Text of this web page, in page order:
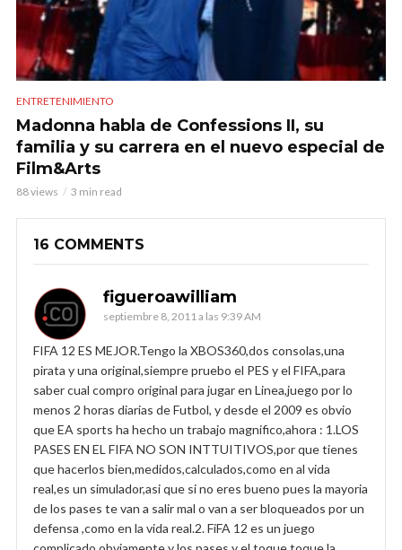
ENTRETENIMIENTO
Madonna habla de Confessions II, su
familia y su carrera en el nuevo especial de
Film&Arts
88 views 3 min read
16 COMMENTS
figueroawilliam
septiembre 8, 2011 a las 9:39 AM
FIFA 12 ES MEJOR.Tengo la XBOS360,dos consolas,una
pirata y una original,siempre pruebo el PES y el FIFA,para
saber cual compro original para jugar en Linea,juego por lo
menos 2 horas diarias de Futbol, y desde el 2009 es obvio
que EA sports ha hecho un trabajo magnifico,ahora : 1.LOS
PASES EN EL FIFA NO SON INTTUITIVOS,por que tienes
que hacerlos bien,medidos,calculados,como en al vida
real,es un simulador,asi que si no eres bueno pues la mayoria
de los pases te van a salir mal o van a ser bloqueados por un
defensa ,como en la vida real.2. FiFA 12 es un juego